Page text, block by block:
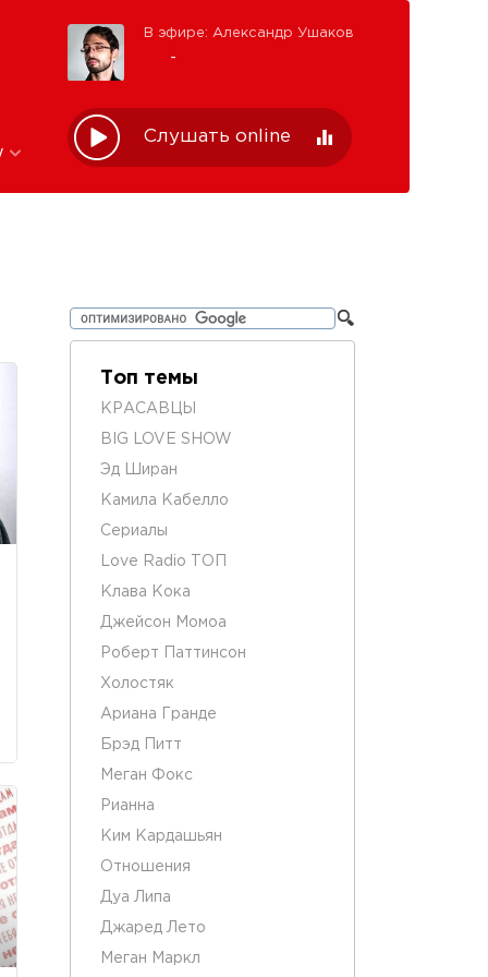
В эфире: Александр Ушаков
Слушать online
Топ темы
КРАСАВЦЫ
BIG LOVE SHOW
Эд Ширан
Камила Кабелло
Сериалы
Love Radio ТОП
Клава Кока
Джейсон Момоа
Роберт Паттинсон
Холостяк
Ариана Гранде
Брэд Питт
Меган Фокс
Рианна
Ким Кардашьян
Отношения
Дуа Липа
Джаред Лето
Меган Маркл